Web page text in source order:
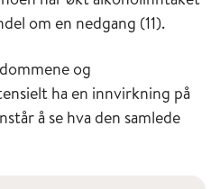
om en nedgang (11).
og
ha en innvirkning på
å se hva den samlede